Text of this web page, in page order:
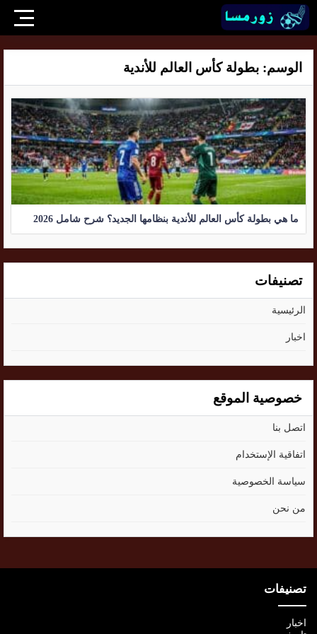
الوسم: بطولة كأس العالم للأندية
ما هي بطولة كأس العالم للأندية بنظامها الجديد؟ شرح شامل 2026
تصنيفات
الرئيسية
اخبار
خصوصية الموقع
اتصل بنا
اتفاقية الإستخدام
سياسة الخصوصية
من نحن
تصنيفات
اخبار